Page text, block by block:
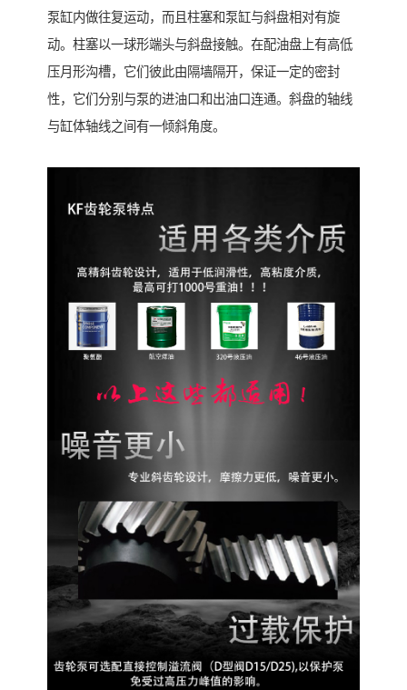
泵缸内做往复运动，而且柱塞和泵缸与斜盘相对有旋
动。柱塞以一球形端头与斜盘接触。在配油盘上有高低
压月形沟槽，它们彼此由隔墙隔开，保证一定的密封
性，它们分别与泵的进油口和出油口连通。斜盘的轴线
与缸体轴线之间有一倾斜角度。